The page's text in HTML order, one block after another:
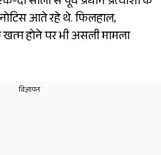
आते रहे थे. फिलहाल,
खत्म होने पर भी असली मामला